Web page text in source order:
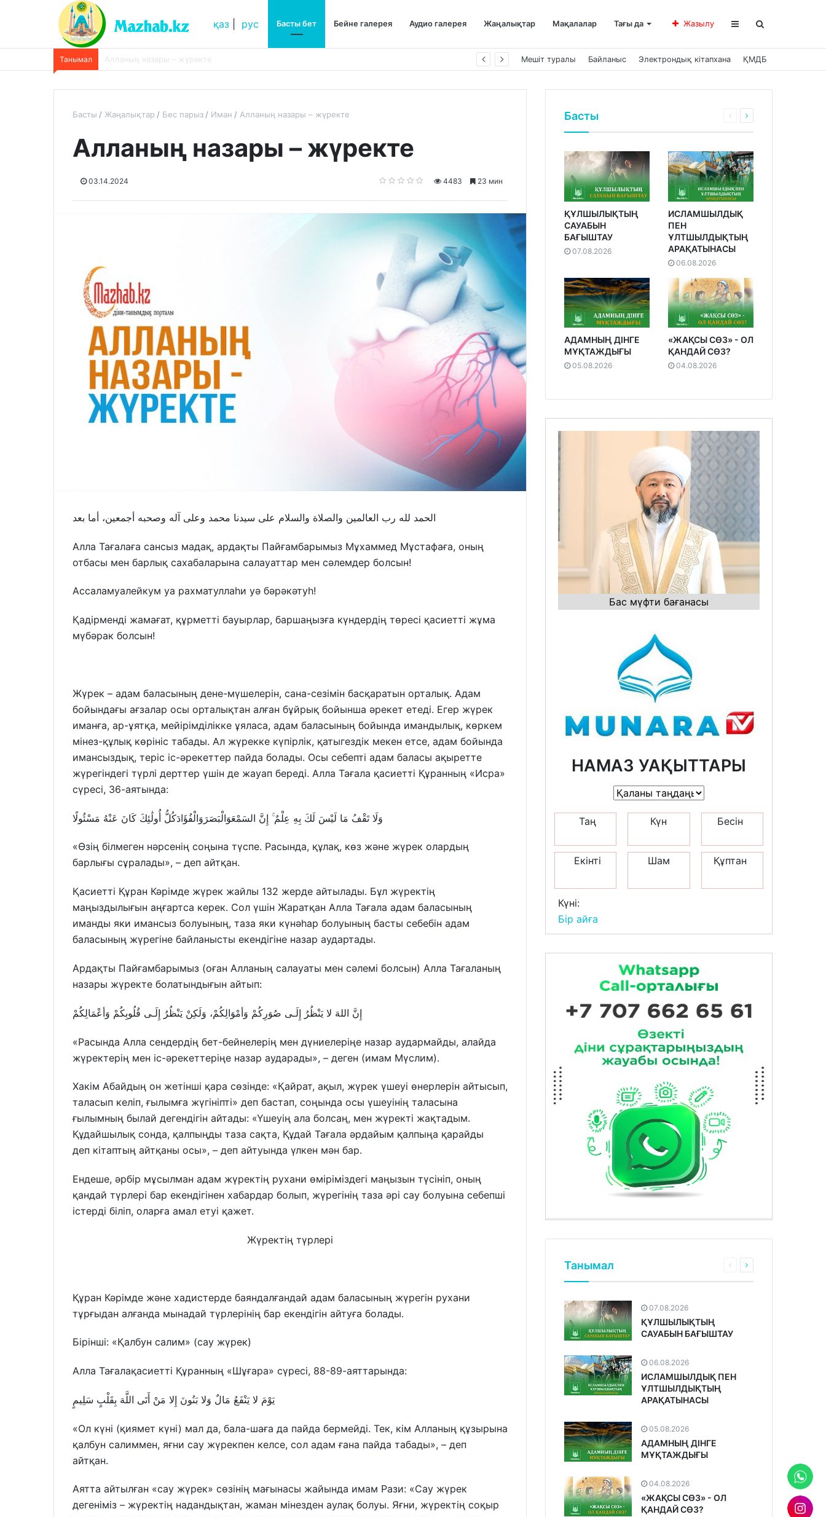
қаз рус Басты бет Бейне галерея Аудио галерея Жаңалықтар Мақалалар Тағы да Жазылу
Танымал Әруақтар жәрдем ете ме? «әруақтар адамды қорғап жүреді»,-дейді сол рас па? Мешіт туралы Байланыс Электрондық кітапхана ҚМДБ
Басты Жаңалықтар Бес парыз Иман Алланың назары – жүректе
Алланың назары – жүректе
03.14.2024 4483 23 мин
الحمد لله رب العالمين والصلاة والسلام على سيدنا محمد وعلى آله وصحبه أجمعين، أما بعد
Алла Тағалаға сансыз мадақ, ардақты Пайғамбарымыз Мұхаммед Мұстафаға, оның
отбасы мен барлық сахабаларына салауаттар мен сәлемдер болсын!
Ассаламуалейкум уа рахматуллаһи уә бәрәкәтуһ!
Қадірменді жамағат, құрметті бауырлар, баршаңызға күндердің төресі қасиетті жұма
мүбәрак болсын!
Жүрек – адам баласының дене-мүшелерін, сана-сезімін басқаратын орталық. Адам
бойындағы ағзалар осы орталықтан алған бұйрық бойынша әрекет етеді. Егер жүрек
иманға, ар-ұятқа, мейірімділікке ұяласа, адам баласының бойында имандылық, көркем
мінез-құлық көрініс табады. Ал жүрекке күпірлік, қатыгездік мекен етсе, адам бойында
имансыздық, теріс іс-әрекеттер пайда болады. Осы себепті адам баласы ақыретте
жүрегіндегі түрлі дерттер үшін де жауап береді. Алла Тағала қасиетті Құранның «Исра»
сүресі, 36-аятында:
وَلَا تَقْفُ مَا لَيْسَ لَكَ بِهِ عِلْمٌ ۚ إِنَّ السَمْعَوَالْبَصَرَوَالْفُؤَادَكُلُّ أُولَٰئِكَ كَانَ عَنْهُ مَسْئُولًا
«Өзің білмеген нәрсенің соңына түспе. Расында, құлақ, көз және жүрек олардың
барлығы сұралады», – деп айтқан.
Қасиетті Құран Кәрімде жүрек жайлы 132 жерде айтылады. Бұл жүректің
маңыздылығын аңғартса керек. Сол үшін Жаратқан Алла Тағала адам баласының
иманды яки имансыз болуының, таза яки күнәһар болуының басты себебін адам
баласының жүрегіне байланысты екендігіне назар аудартады.
Ардақты Пайғамбарымыз (оған Алланың салауаты мен сәлемі болсын) Алла Тағаланың
назары жүректе болатындығын айтып:
إِنَّ اللهَ لا يَنْظُرُ إِلَـى صُوَرِكُمْ وَأمْوَالِكُمْ، وَلَكِنْ يَنْظُرُ إِلَـى قُلُوبِكُمْ وَأعْمَالِكُمْ
«Расында Алла сендердің бет-бейнелерің мен дүниелеріңе назар аудармайды, алайда
жүректерің мен іс-әрекеттеріңе назар аударады», – деген (имам Мүслим).
Хакім Абайдың он жетінші қара сөзінде: «Қайрат, ақыл, жүрек үшеуі өнерлерін айтысып,
таласып келіп, ғылымға жүгініпті» деп бастап, соңында осы үшеуінің таласына
ғылымның былай дегендігін айтады: «Үшеуің ала болсаң, мен жүректі жақтадым.
Құдайшылық сонда, қалпыңды таза сақта, Құдай Тағала әрдайым қалпыңа қарайды
деп кітаптың айтқаны осы», – деп айтуында үлкен мән бар.
Ендеше, әрбір мұсылман адам жүректің рухани өміріміздегі маңызын түсініп, оның
қандай түрлері бар екендігінен хабардар болып, жүрегінің таза әрі сау болуына себепші
істерді біліп, оларға амал етуі қажет.
Жүректің түрлері
Құран Кәрімде және хадистерде баяндалғандай адам баласының жүрегін рухани
тұрғыдан алғанда мынадай түрлерінің бар екендігін айтуға болады.
Бірінші: «Қалбун салим» (сау жүрек)
Алла Тағалақасиетті Құранның «Шұғара» сүресі, 88-89-аяттарында:
يَوْمَ لا يَنْفَعُ مَالٌ وَلا بَنُونَ إِلا مَنْ أَتَى اللَّهَ بِقَلْبٍ سَلِيمٍ
«Ол күні (қиямет күні) мал да, бала-шаға да пайда бермейді. Тек, кім Алланың құзырына
қалбун салиммен, яғни сау жүрекпен келсе, сол адам ғана пайда табады», – деп
айтқан.
Аятта айтылған «сау жүрек» сөзінің мағынасы жайында имам Рази: «Сау жүрек
дегеніміз – жүректің надандықтан, жаман мінезден аулақ болуы. Яғни, жүректің соқыр
Басты
ҚҰЛШЫЛЫҚТЫҢ
САУАБЫН
БАҒЫШТАУ
07.08.2026
ИСЛАМШЫЛДЫҚ
ПЕН
ҰЛТШЫЛДЫҚТЫҢ
АРАҚАТЫНАСЫ
06.08.2026
АДАМНЫҢ ДІНГЕ
МҰҚТАЖДЫҒЫ
05.08.2026
«ЖАҚСЫ СӨЗ» - ОЛ
ҚАНДАЙ СӨЗ?
04.08.2026
Бас мүфти бағанасы
НАМАЗ УАҚЫТТАРЫ
Таң Күн Бесін
Екінті Шам Құптан
Күні:
Бір айға
Танымал
07.08.2026
ҚҰЛШЫЛЫҚТЫҢ
САУАБЫН БАҒЫШТАУ
06.08.2026
ИСЛАМШЫЛДЫҚ ПЕН
ҰЛТШЫЛДЫҚТЫҢ
АРАҚАТЫНАСЫ
05.08.2026
АДАМНЫҢ ДІНГЕ
МҰҚТАЖДЫҒЫ
04.08.2026
«ЖАҚСЫ СӨЗ» - ОЛ
ҚАНДАЙ СӨЗ?